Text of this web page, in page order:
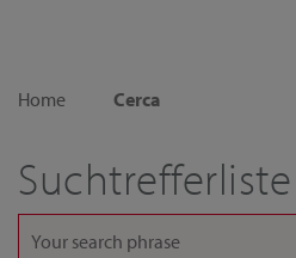
Home
Cerca
Suchtrefferliste